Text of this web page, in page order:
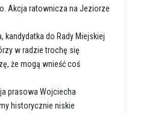
Akcja ratownicza na Jeziorze
kandydatka do Rady Miejskiej
w radzie trochę się
że mogą wnieść coś
prasowa Wojciecha
historycznie niskie